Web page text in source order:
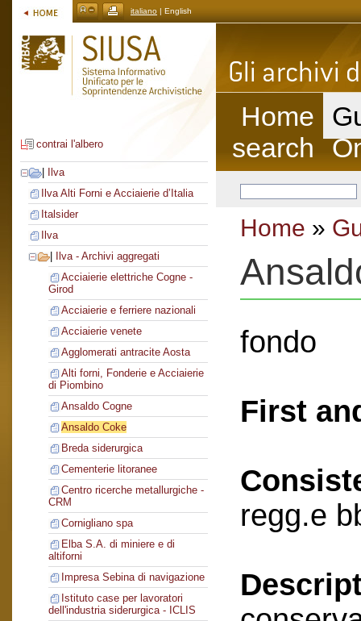
italiano | English
contrai l'albero
Ilva
Ilva Alti Forni e Acciaierie d’Italia
Italsider
Ilva
Ilva - Archivi aggregati
Acciaierie elettriche Cogne -
Girod
Acciaierie e ferriere nazionali
Acciaierie venete
Agglomerati antracite Aosta
Alti forni, Fonderie e Acciaierie
di Piombino
Ansaldo Cogne
Ansaldo Coke
Breda siderurgica
Cementerie litoranee
Centro ricerche metallurgiche -
CRM
Cornigliano spa
Elba S.A. di miniere e di
altiforni
Impresa Sebina di navigazione
Istituto case per lavoratori
dell'industria siderurgica - ICLIS
Home
search
Home »
fondo
First
regg.e